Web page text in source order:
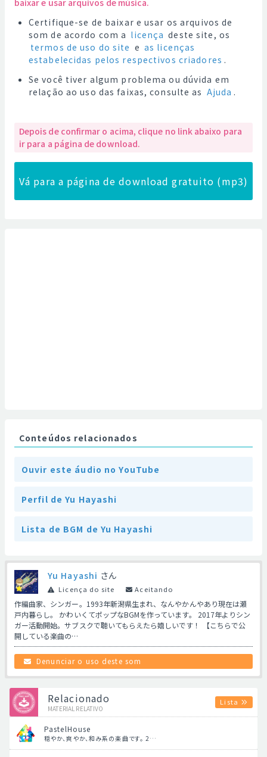
baixar e usar arquivos de música.
Certifique-se de baixar e usar os arquivos de
som de acordo com a licença deste site, os
termos de uso do site e as licenças
estabelecidas pelos respectivos criadores .
Se você tiver algum problema ou dúvida em
relação ao uso das faixas, consulte as Ajuda .
Depois de confirmar o acima, clique no link abaixo para
ir para a página de download.
Vá para a página de download gratuito (mp3)
Conteúdos relacionados
Ouvir este áudio no YouTube
Perfil de Yu Hayashi
Lista de BGM de Yu Hayashi
Yu Hayashi さん
Licença do site Aceitando
作編曲家、シンガー。1993年新潟県生まれ、なんやかんやあり現在は瀬
戸内暮らし。 かわいくてポップなBGMを作っています。 2017年よりシン
ガー活動開始。サブスクで聴いてもらえたら嬉しいです！ 【こちらで公
開している楽曲の…
Denunciar o uso deste som
Relacionado
MATERIAL RELATIVO
Lista
PastelHouse
穏やか、爽やか、和み系の楽曲です。 2…